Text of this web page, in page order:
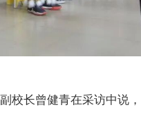
副校长曾健青在采访中说，